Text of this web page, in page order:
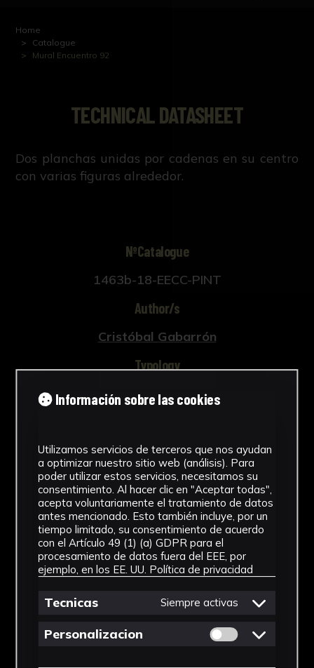
Home
Catalogue
Mural Encuentro 92
TECHNICAL DATASHEET
Dos planchas unidas por cadenas en su centro
con varias figuras alrededor.
NºCatalogue
1463b-18-EECC-PINT
Author/s
Cristóbal Gabarrón
Typology
Pinturas
1991
Style
Figuración contemporánea
Technique
Técnica mixta
See more
Información sobre las cookies
Utilizamos servicios de terceros que nos ayudan
a optimizar nuestro sitio web (análisis). Para
poder utilizar estos servicios, necesitamos su
consentimiento. Al hacer clic en "Aceptar todas",
acepta voluntariamente el tratamiento de datos
antes mencionado. Esto también incluye, por un
tiempo limitado, su consentimiento de acuerdo
con el Artículo 49 (1) (a) GDPR para el
procesamiento de datos fuera del EEE, por
ejemplo, en los EE. UU. Política de privacidad
Tecnicas Siempre activas
Personalizacion Permitir cookies